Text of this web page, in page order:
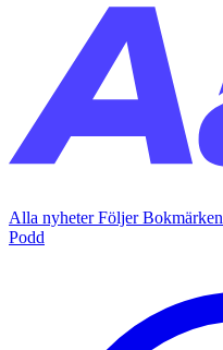
Alla nyheterFöljerBokmärken
Podd